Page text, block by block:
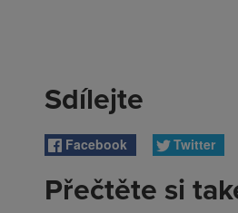
Sdílejte
Facebook Twitter
Přečtěte si